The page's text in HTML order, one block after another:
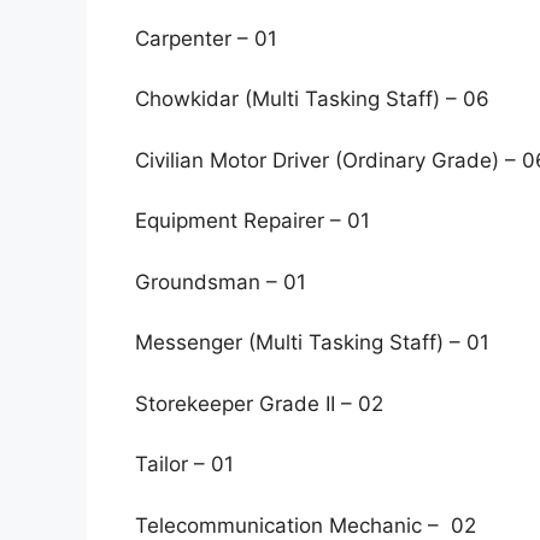
Carpenter – 01
Chowkidar (Multi Tasking Staff) – 06
Civilian Motor Driver (Ordinary Grade) –
Equipment Repairer – 01
Groundsman – 01
Messenger (Multi Tasking Staff) – 01
Storekeeper Grade II – 02
Tailor – 01
Telecommunication Mechanic – 02